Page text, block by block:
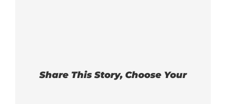
Share This Story, Choose Your